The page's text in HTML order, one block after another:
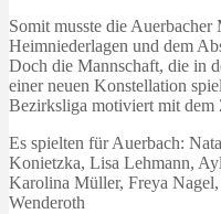
Somit musste die
Heimniederlagen und dem
Doch die Mannschaft, die in
einer neuen Konstellation
Bezirksliga motiviert mit dem
Es spielten für Auerbach:
Konietzka, Lisa Lehmann,
Karolina Müller, Freya
Wenderoth